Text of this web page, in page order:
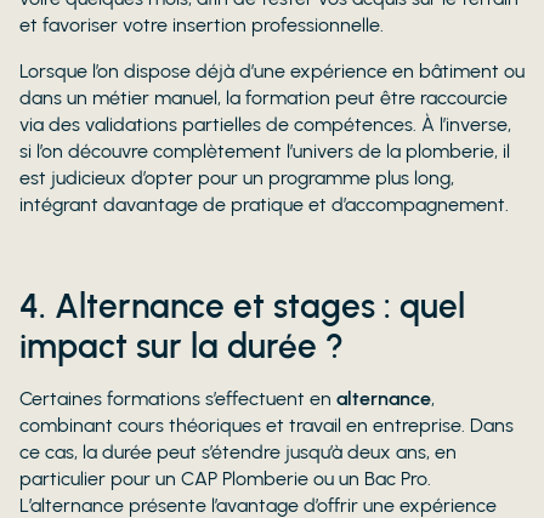
et favoriser votre insertion professionnelle.
Lorsque l’on dispose déjà d’une expérience en bâtiment ou
dans un métier manuel, la formation peut être raccourcie
via des validations partielles de compétences. À l’inverse,
si l’on découvre complètement l’univers de la plomberie, il
est judicieux d’opter pour un programme plus long,
intégrant davantage de pratique et d’accompagnement.
4. Alternance et stages : quel
impact sur la durée ?
Certaines formations s’effectuent en alternance,
combinant cours théoriques et travail en entreprise. Dans
ce cas, la durée peut s’étendre jusqu’à deux ans, en
particulier pour un CAP Plomberie ou un Bac Pro.
L’alternance présente l’avantage d’offrir une expérience